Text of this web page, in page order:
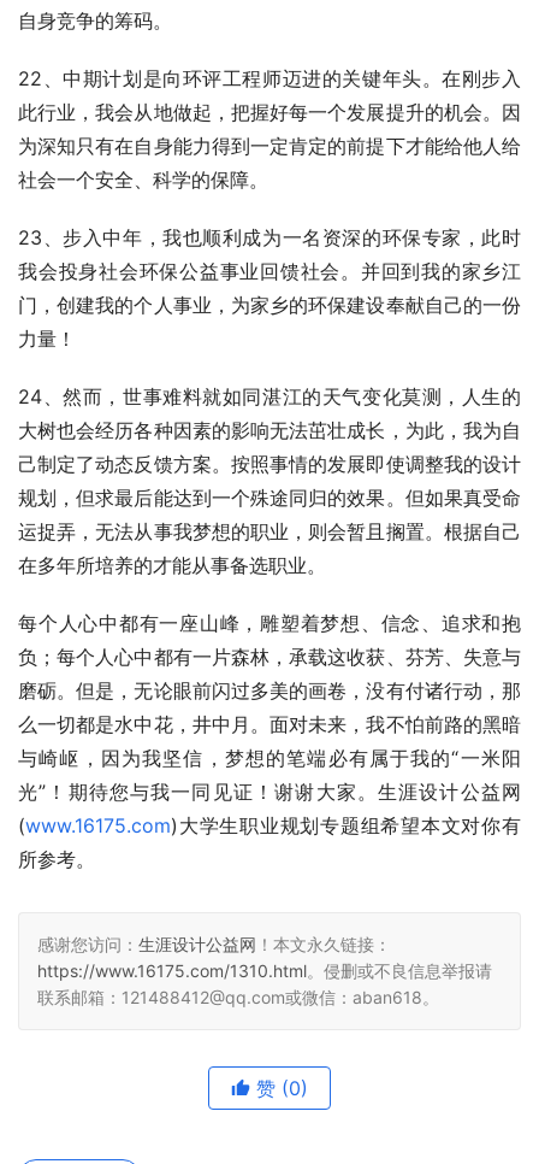
自身竞争的筹码。
22、中期计划是向环评工程师迈进的关键年头。在刚步入
此行业，我会从地做起，把握好每一个发展提升的机会。因
为深知只有在自身能力得到一定肯定的前提下才能给他人给
社会一个安全、科学的保障。
23、步入中年，我也顺利成为一名资深的环保专家，此时
我会投身社会环保公益事业回馈社会。并回到我的家乡江
门，创建我的个人事业，为家乡的环保建设奉献自己的一份
力量！
24、然而，世事难料就如同湛江的天气变化莫测，人生的
大树也会经历各种因素的影响无法茁壮成长，为此，我为自
己制定了动态反馈方案。按照事情的发展即使调整我的设计
规划，但求最后能达到一个殊途同归的效果。但如果真受命
运捉弄，无法从事我梦想的职业，则会暂且搁置。根据自己
在多年所培养的才能从事备选职业。
每个人心中都有一座山峰，雕塑着梦想、信念、追求和抱
负；每个人心中都有一片森林，承载这收获、芬芳、失意与
磨砺。但是，无论眼前闪过多美的画卷，没有付诸行动，那
么一切都是水中花，井中月。面对未来，我不怕前路的黑暗
与崎岖，因为我坚信，梦想的笔端必有属于我的“一米阳
光”！期待您与我一同见证！谢谢大家。生涯设计公益网
(www.16175.com)大学生职业规划专题组希望本文对你有
所参考。
感谢您访问： 生涯设计公益网 ！本文永久链接：
https://www.16175.com/1310.html。侵删或不良信息举报请
联系邮箱：121488412@qq.com或微信：aban618。
赞 (0)